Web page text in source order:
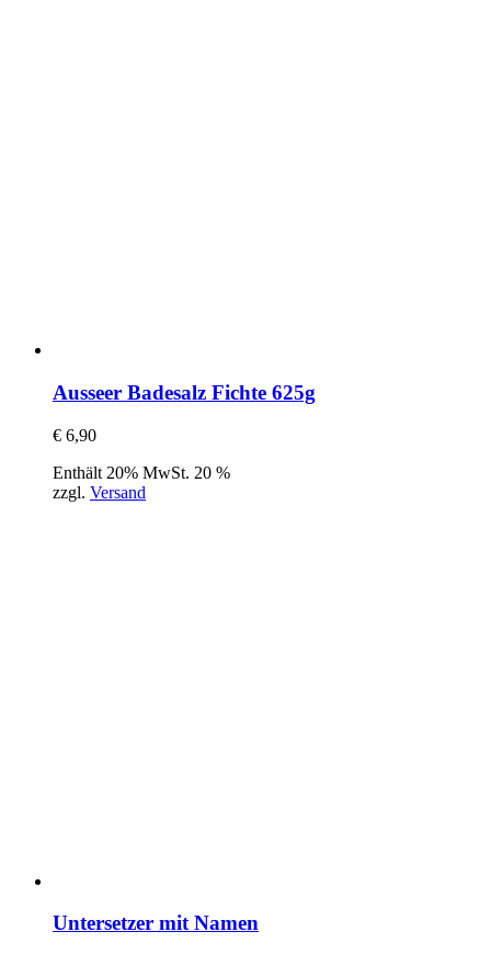
Ausseer Badesalz Fichte 625g
€ 6,90
Enthält 20% MwSt. 20 %
zzgl. Versand
Untersetzer mit Namen